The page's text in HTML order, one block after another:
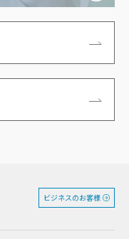
ビジネスのお客様